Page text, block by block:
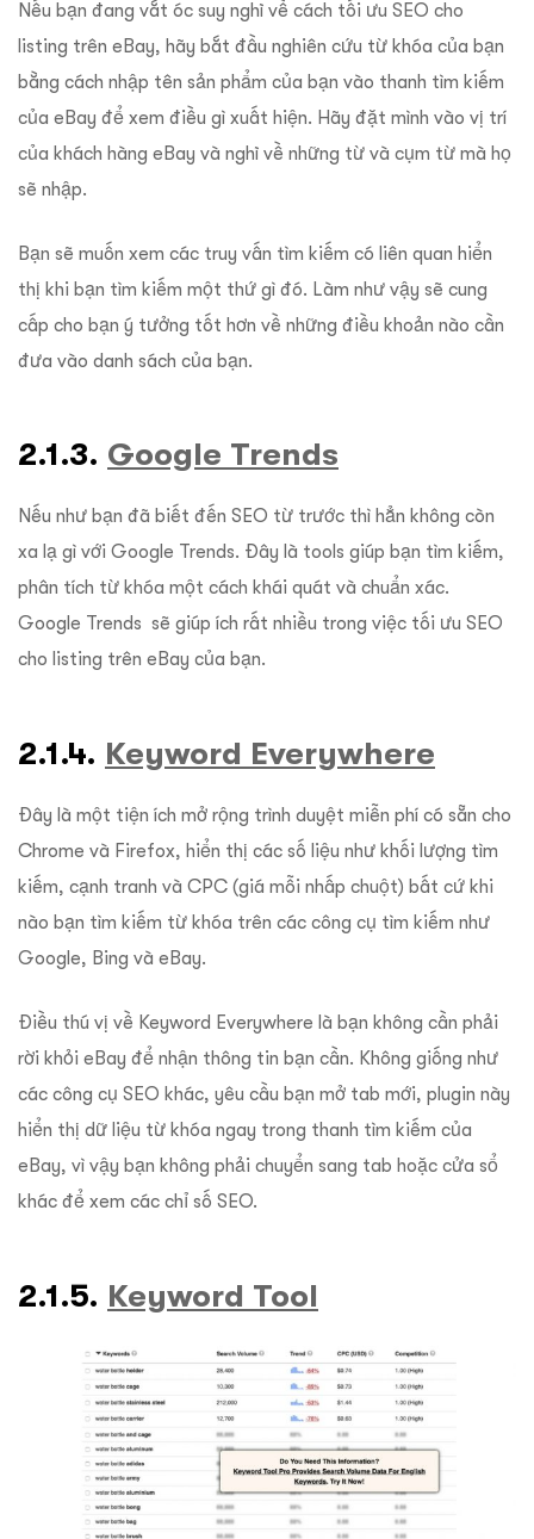
Nếu bạn đang vắt óc suy nghĩ về cách tối ưu SEO cho
listing trên eBay, hãy bắt đầu nghiên cứu từ khóa của bạn
bằng cách nhập tên sản phẩm của bạn vào thanh tìm kiếm
của eBay để xem điều gì xuất hiện. Hãy đặt mình vào vị trí
của khách hàng eBay và nghĩ về những từ và cụm từ mà họ
sẽ nhập.
Bạn sẽ muốn xem các truy vấn tìm kiếm có liên quan hiển
thị khi bạn tìm kiếm một thứ gì đó. Làm như vậy sẽ cung
cấp cho bạn ý tưởng tốt hơn về những điều khoản nào cần
đưa vào danh sách của bạn.
2.1.3. Google Trends
Nếu như bạn đã biết đến SEO từ trước thì hẳn không còn
xa lạ gì với Google Trends. Đây là tools giúp bạn tìm kiếm,
phân tích từ khóa một cách khái quát và chuẩn xác.
Google Trends sẽ giúp ích rất nhiều trong việc tối ưu SEO
cho listing trên eBay của bạn.
2.1.4. Keyword Everywhere
Đây là một tiện ích mở rộng trình duyệt miễn phí có sẵn cho
Chrome và Firefox, hiển thị các số liệu như khối lượng tìm
kiếm, cạnh tranh và CPC (giá mỗi nhấp chuột) bất cứ khi
nào bạn tìm kiếm từ khóa trên các công cụ tìm kiếm như
Google, Bing và eBay.
Điều thú vị về Keyword Everywhere là bạn không cần phải
rời khỏi eBay để nhận thông tin bạn cần. Không giống như
các công cụ SEO khác, yêu cầu bạn mở tab mới, plugin này
hiển thị dữ liệu từ khóa ngay trong thanh tìm kiếm của
eBay, vì vậy bạn không phải chuyển sang tab hoặc cửa sổ
khác để xem các chỉ số SEO.
2.1.5. Keyword Tool